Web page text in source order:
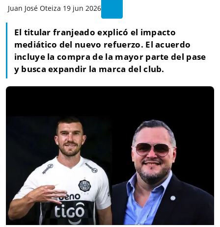
Juan José Oteiza 19 jun 2026
El titular franjeado explicó el impacto
mediático del nuevo refuerzo. El acuerdo
incluye la compra de la mayor parte del pase
y busca expandir la marca del club.